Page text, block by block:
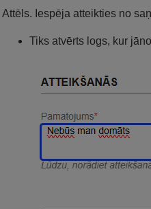
Attēls. Iespēja atteikties no
Tiks atvērts logs, kur